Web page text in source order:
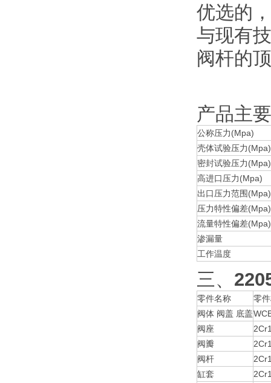
优选的
与现有
阀杆的
产品主
公称压力(Mpa)
壳体试验压力
密封试验压力(Mpa)
高进口压力(Mpa)
出口压力范围(Mpa)
压力特性偏差
流量特性偏差
渗漏量
工作温度
三、
零件名称
零
阀体 阀盖 底盖
阀座
阀瓣
阀杆
缸套